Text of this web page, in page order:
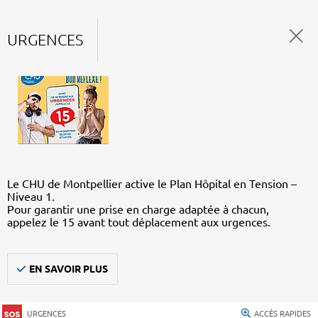
URGENCES
Le CHU de Montpellier active le Plan Hôpital en Tension –
Niveau 1.
Pour garantir une prise en charge adaptée à chacun,
appelez le 15 avant tout déplacement aux urgences.
EN SAVOIR PLUS
URGENCES ACCÈS RAPIDES